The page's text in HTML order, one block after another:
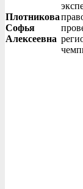
Плотникова
Софья
Алексеевна